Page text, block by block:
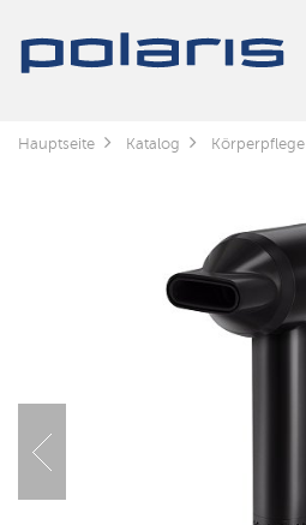
Hauptseite Katalog Körperpflege